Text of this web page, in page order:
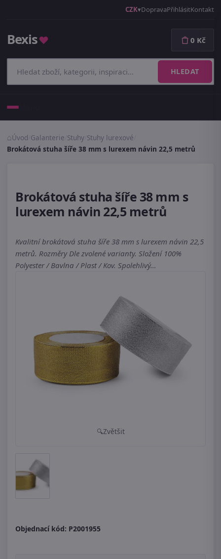
CZK DopravaPřihlásitKontakt
Bexis♥
HLEDAT
0 Kč
Úvod Galanterie Stuhy Stuhy lurexové
Brokátová stuha šíře 38 mm s lurexem návin 22,5 metrů
Brokátová stuha šíře 38 mm s
lurexem návin 22,5 metrů
Kvalitní brokátová stuha šíře 38 mm s lurexem návin 22,5
metrů. Rozměry Dle zvolené varianty. Složení 100%
Polyester / Bavlna / Plast / Kov. Spolehlivý…
Zvětšit
Objednací kód: P2001955